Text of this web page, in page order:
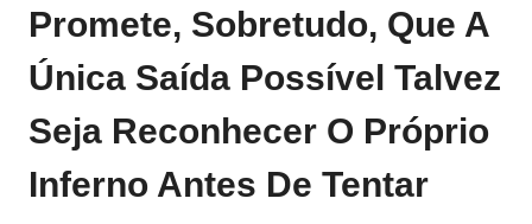
Promete, Sobretudo, Que A
Única Saída Possível Talvez
Seja Reconhecer O Próprio
Inferno Antes De Tentar